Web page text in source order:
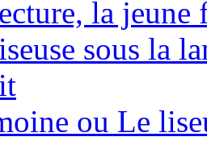
la jeune
sous la
ou Le